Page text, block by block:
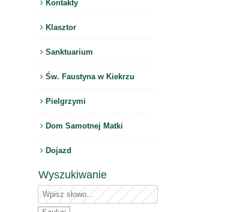
Kontakty
Klasztor
Sanktuarium
Św. Faustyna w Kiekrzu
Pielgrzymi
Dom Samotnej Matki
Dojazd
Wyszukiwanie